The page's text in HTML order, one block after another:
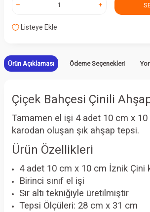
Listeye Ekle
Ürün Açıklaması Ödeme Seçenekleri
Çiçek Bahçesi Çinili
Tamamen el işi 4 adet 10 cm x
karodan oluşan şık ahşap tepsi.
Ürün Özellikleri
4 adet 10 cm x 10 cm İznik Çini
Birinci sınıf el işi
Sır altı tekniğiyle üretilmiştir
Tepsi Ölçüleri: 28 cm x 31 cm